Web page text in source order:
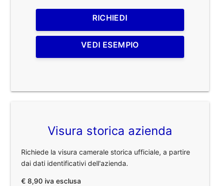
RICHIEDI
VEDI ESEMPIO
Visura storica azienda
Richiede la visura camerale storica ufficiale, a partire
dai dati identificativi dell'azienda.
€ 8,90 iva esclusa